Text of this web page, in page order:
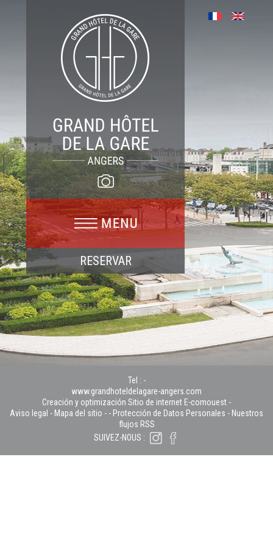
RESERVAR
Tel : -
www.grandhoteldelagare-angers.com
Creación y optimización Sitio de internet E-comouest -
Aviso legal - Mapa del sitio - - Protección de Datos Personales - Nuestros
flujos RSS
SUIVEZ-NOUS :